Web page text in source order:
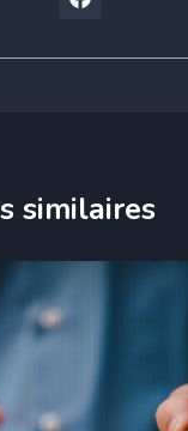
similaires